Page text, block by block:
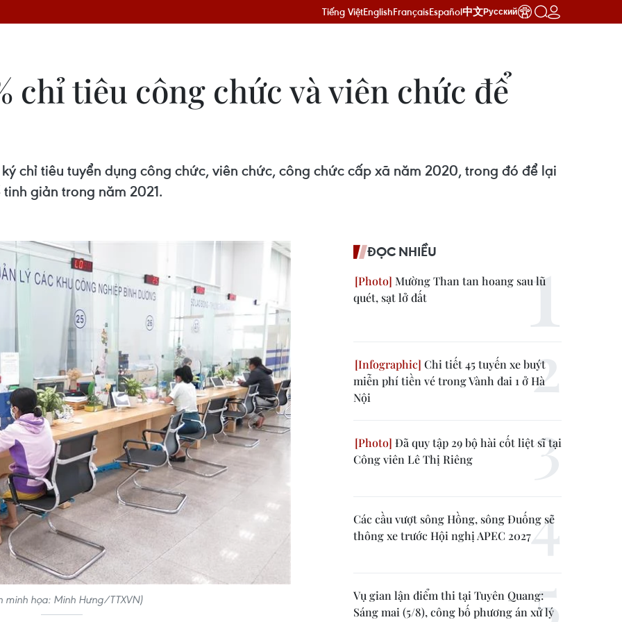
Tiếng ViệtEnglishFrançaisEspañol中文Русский
chỉ tiêu công chức và viên chức để
chỉ tiêu tuyển dụng công chức, viên chức, công chức cấp xã năm 2020, trong đó để lại
giản trong năm 2021.
minh họa: Minh Hưng/TTXVN)
ĐỌC NHIỀU
Mường Than tan hoang sau lũ
quét, sạt lở đất
Chi tiết 45 tuyến xe buýt
miễn phí tiền vé trong Vành đai 1 ở Hà
Nội
Đã quy tập 29 bộ hài cốt liệt sĩ tại
Công viên Lê Thị Riêng
Các cầu vượt sông Hồng, sông Đuống sẽ
thông xe trước Hội nghị APEC 2027
Vụ gian lận điểm thi tại Tuyên Quang:
Sáng mai (5/8), công bố phương án xử lý